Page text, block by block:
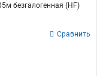
безгалогенная (HF)
Сравнить